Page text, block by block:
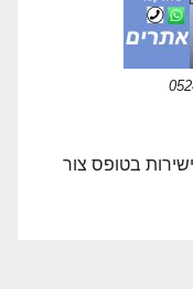
בטופס צור